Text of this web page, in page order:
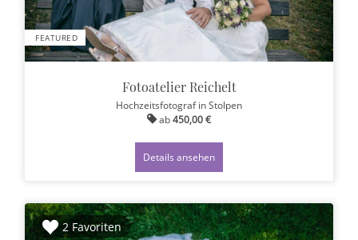
FEATURED
Fotoatelier Reichelt
Hochzeitsfotografin Stolpen
ab450,00 €
Details ansehen
2 Favoriten